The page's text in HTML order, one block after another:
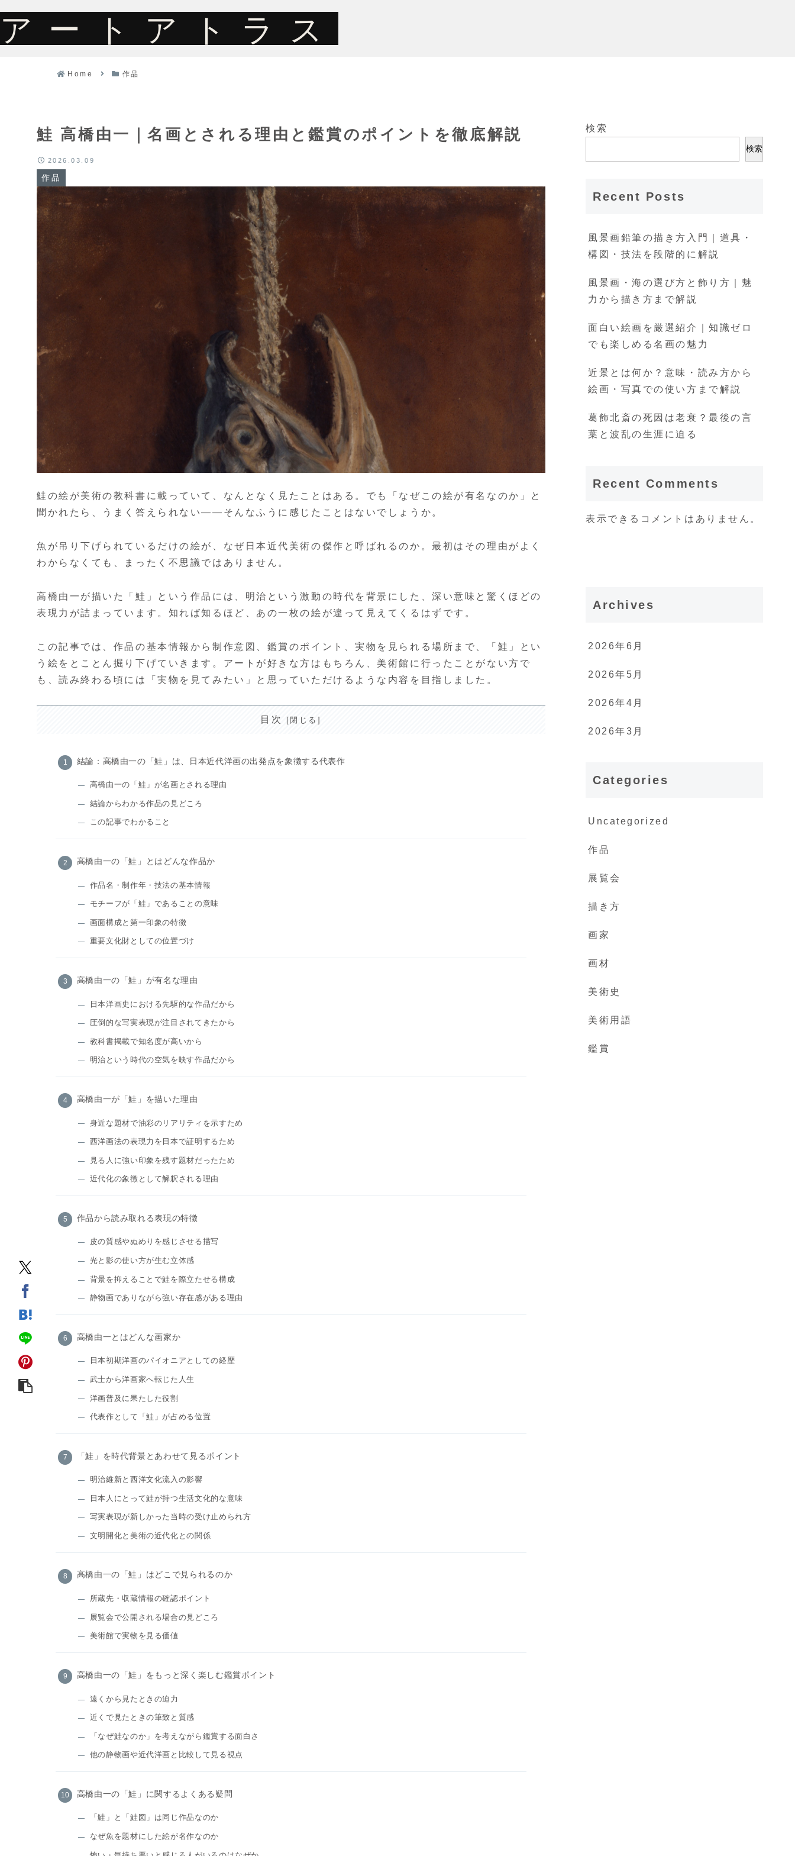
アートアトラス
Home 作品
鮭 高橋由一｜名画とされる理由と鑑賞のポイントを徹底解説
作品
2026.03.09
鮭の絵が美術の教科書に載っていて、なんとなく見たことはある。でも「なぜこの絵が有名なのか」と
聞かれたら、うまく答えられない——そんなふうに感じたことはないでしょうか。
魚が吊り下げられているだけの絵が、なぜ日本近代美術の傑作と呼ばれるのか。最初はその理由がよく
わからなくても、まったく不思議ではありません。
高橋由一が描いた「鮭」という作品には、明治という激動の時代を背景にした、深い意味と驚くほどの
表現力が詰まっています。知れば知るほど、あの一枚の絵が違って見えてくるはずです。
この記事では、作品の基本情報から制作意図、鑑賞のポイント、実物を見られる場所まで、「鮭」とい
う絵をとことん掘り下げていきます。アートが好きな方はもちろん、美術館に行ったことがない方で
も、読み終わる頃には「実物を見てみたい」と思っていただけるような内容を目指しました。
目次
結論：高橋由一の「鮭」は、日本近代洋画の出発点を象徴する代表作
高橋由一の「鮭」が名画とされる理由
結論からわかる作品の見どころ
この記事でわかること
高橋由一の「鮭」とはどんな作品か
作品名・制作年・技法の基本情報
モチーフが「鮭」であることの意味
画面構成と第一印象の特徴
重要文化財としての位置づけ
高橋由一の「鮭」が有名な理由
日本洋画史における先駆的な作品だから
圧倒的な写実表現が注目されてきたから
教科書掲載で知名度が高いから
明治という時代の空気を映す作品だから
高橋由一が「鮭」を描いた理由
身近な題材で油彩のリアリティを示すため
西洋画法の表現力を日本で証明するため
見る人に強い印象を残す題材だったため
近代化の象徴として解釈される理由
作品から読み取れる表現の特徴
皮の質感やぬめりを感じさせる描写
光と影の使い方が生む立体感
背景を抑えることで鮭を際立たせる構成
静物画でありながら強い存在感がある理由
高橋由一とはどんな画家か
日本初期洋画のパイオニアとしての経歴
武士から洋画家へ転じた人生
洋画普及に果たした役割
代表作として「鮭」が占める位置
「鮭」を時代背景とあわせて見るポイント
明治維新と西洋文化流入の影響
日本人にとって鮭が持つ生活文化的な意味
写実表現が新しかった当時の受け止められ方
文明開化と美術の近代化との関係
高橋由一の「鮭」はどこで見られるのか
所蔵先・収蔵情報の確認ポイント
展覧会で公開される場合の見どころ
美術館で実物を見る価値
高橋由一の「鮭」をもっと深く楽しむ鑑賞ポイント
遠くから見たときの迫力
近くで見たときの筆致と質感
「なぜ鮭なのか」を考えながら鑑賞する面白さ
他の静物画や近代洋画と比較して見る視点
高橋由一の「鮭」に関するよくある疑問
「鮭」と「鮭図」は同じ作品なのか
なぜ魚を題材にした絵が名作なのか
検索
検索
Recent Posts
風景画鉛筆の描き方入門｜道具・
構図・技法を段階的に解説
風景画・海の選び方と飾り方｜魅
力から描き方まで解説
面白い絵画を厳選紹介｜知識ゼロ
でも楽しめる名画の魅力
近景とは何か？意味・読み方から
絵画・写真での使い方まで解説
葛飾北斎の死因は老衰？最後の言
葉と波乱の生涯に迫る
Recent Comments
表示できるコメントはありません。
Archives
2026年6月
2026年5月
2026年4月
2026年3月
Categories
Uncategorized
作品
展覧会
描き方
画家
画材
美術史
美術用語
鑑賞